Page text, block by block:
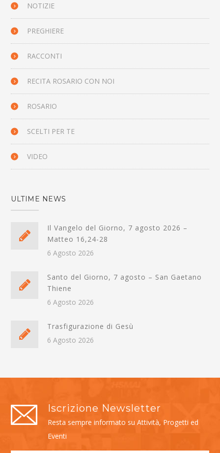
NOTIZIE
PREGHIERE
RACCONTI
RECITA ROSARIO CON NOI
ROSARIO
SCELTI PER TE
VIDEO
ULTIME NEWS
Il Vangelo del Giorno, 7 agosto 2026 –
Matteo 16,24-28
6 Agosto 2026
Santo del Giorno, 7 agosto – San Gaetano
Thiene
6 Agosto 2026
Trasfigurazione di Gesù
6 Agosto 2026
Iscrizione Newsletter
Resta sempre informato su Attività, Progetti ed
Eventi